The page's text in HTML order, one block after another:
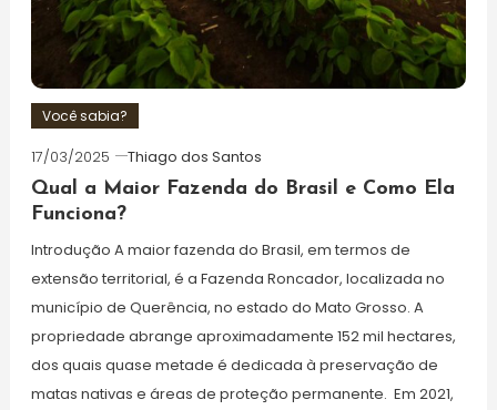
Você sabia?
17/03/2025
Thiago dos Santos
Qual a Maior Fazenda do Brasil e Como Ela
Funciona?
Introdução ​A maior fazenda do Brasil, em termos de
extensão territorial, é a Fazenda Roncador, localizada no
município de Querência, no estado do Mato Grosso. A
propriedade abrange aproximadamente 152 mil hectares,
dos quais quase metade é dedicada à preservação de
matas nativas e áreas de proteção permanente. ​ Em 2021,